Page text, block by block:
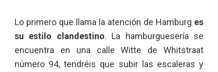
Lo primero que llama la atención de Hamburg es
su estilo clandestino. La hamburguesería se
encuentra en una calle Witte de Whitstraat
número 94, tendréis que subir las escaleras y